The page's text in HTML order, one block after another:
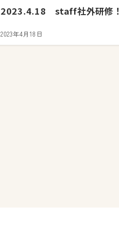
2023.4.18 staff社外研修！
2023年4月18日